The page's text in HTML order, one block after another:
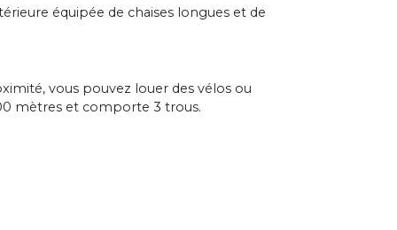
équipée de chaises longues et de
vous pouvez louer des vélos ou
mètres et comporte 3 trous.